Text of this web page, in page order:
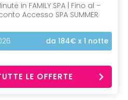
in FAMILY SPA | Fino al –
Accesso SPA SUMMER
da 184€ x 1 notte
LE OFFERTE